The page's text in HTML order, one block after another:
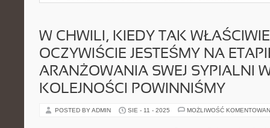
W CHWILI, KIEDY TAK
OCZYWIŚCIE JESTEŚMY NA
ARANŻOWANIA SWEJ SYPIALNI
KOLEJNOŚCI POWINNIŚMY
POSTED BY ADMIN SIE - 11 - 2025 MOŻLIWOŚĆ